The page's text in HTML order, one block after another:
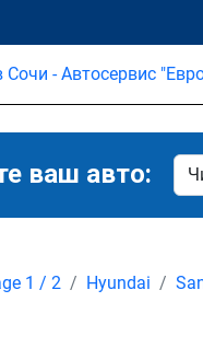
ваш авто:
1 / 2 Hyundai